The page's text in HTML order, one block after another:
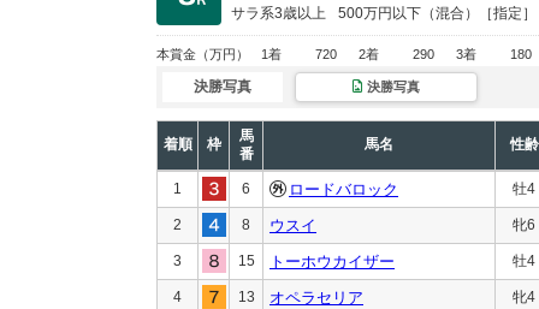
サラ系3歳以上 500万円以下 （混合）［指定］
本賞金 （万円） 1着 720 2着 290 3着 180
決勝写真 決勝写真
着順 枠
馬
番
馬名 性齢
1 6 ロードバロック 牡4
2 8 ウスイ 牝6
3 15 トーホウカイザー 牡4
4 13 オペラセリア 牝4